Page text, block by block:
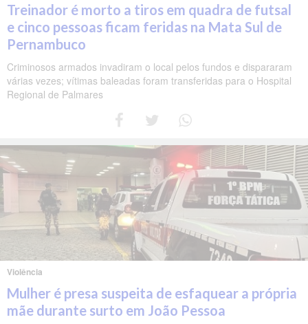
Treinador é morto a tiros em quadra de futsal
e cinco pessoas ficam feridas na Mata Sul de
Pernambuco
Criminosos armados invadiram o local pelos fundos e dispararam
várias vezes; vítimas baleadas foram transferidas para o Hospital
Regional de Palmares
Violência
Mulher é presa suspeita de esfaquear a própria
mãe durante surto em João Pessoa